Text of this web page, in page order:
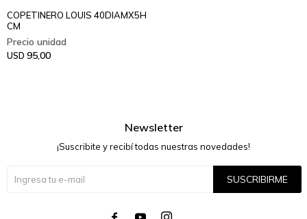
COPETINERO LOUIS 40DIAMX5H
CM
USD 95,00
Newsletter
¡Suscribite y recibí todas nuestras novedades!
SUSCRIBIRME
  